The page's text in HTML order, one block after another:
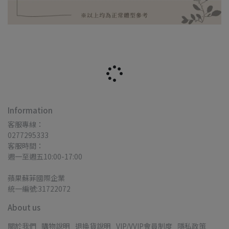
Information
客服專線：
0277295333
客服時間：
週一至週五10:00-17:00
蘋果蘇菲國際企業
統一編號:31722072
About us
關於我們 購物說明 退換貨說明 VIP/VVIP會員制度 隱私政策